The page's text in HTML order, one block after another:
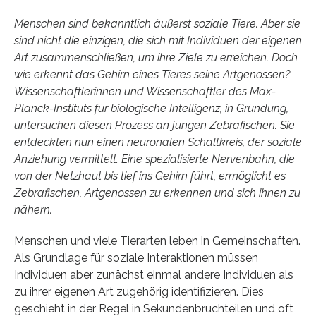
Menschen sind bekanntlich äußerst soziale Tiere. Aber sie
sind nicht die einzigen, die sich mit Individuen der eigenen
Art zusammenschließen, um ihre Ziele zu erreichen. Doch
wie erkennt das Gehirn eines Tieres seine Artgenossen?
Wissenschaftlerinnen und Wissenschaftler des Max-
Planck-Instituts für biologische Intelligenz, in Gründung,
untersuchen diesen Prozess an jungen Zebrafischen. Sie
entdeckten nun einen neuronalen Schaltkreis, der soziale
Anziehung vermittelt. Eine spezialisierte Nervenbahn, die
von der Netzhaut bis tief ins Gehirn führt, ermöglicht es
Zebrafischen, Artgenossen zu erkennen und sich ihnen zu
nähern.
Menschen und viele Tierarten leben in Gemeinschaften.
Als Grundlage für soziale Interaktionen müssen
Individuen aber zunächst einmal andere Individuen als
zu ihrer eigenen Art zugehörig identifizieren. Dies
geschieht in der Regel in Sekundenbruchteilen und oft